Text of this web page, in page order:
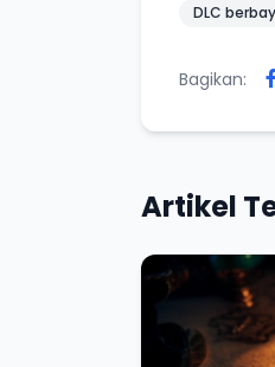
DLC
Bagikan:
Artikel